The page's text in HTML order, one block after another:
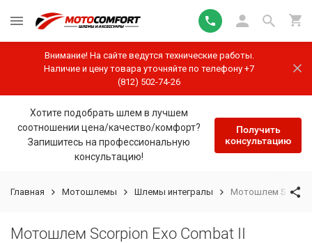
Внимание! На сайте ведутся технические работы.
Наличие и цену товара уточняйте по телефону +7
(812) 502-74-26
Хотите подобрать шлем в лучшем
соотношении цена/качество/комфорт?
Запишитесь на профессиональную
консультацию!
Получить
консультацию
Главная Мотошлемы Шлемы интегралы Мотошлем
Мотошлем Scorpion Exo Combat II